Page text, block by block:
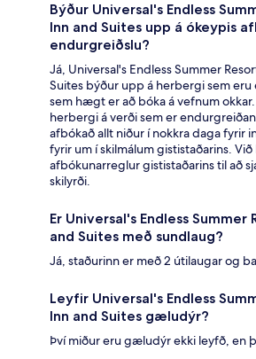
Býður Universal's Endless
Inn and Suites upp á ókeypis
endurgreiðslu?
Já, Universal's Endless Summer
Suites býður upp á herbergi sem
sem hægt er að bóka á vefnum
herbergi á verði sem er
afbókað allt niður í nokkra daga fyrir
fyrir um í skilmálum gististaðarins.
afbókunarreglur gististaðarins til að
skilyrði.
Er Universal's Endless Summer
and Suites með sundlaug?
Já, staðurinn er með 2 útilaugar og
Leyfir Universal's Endless
Inn and Suites gæludýr?
Því miður eru gæludýr ekki leyfð, en